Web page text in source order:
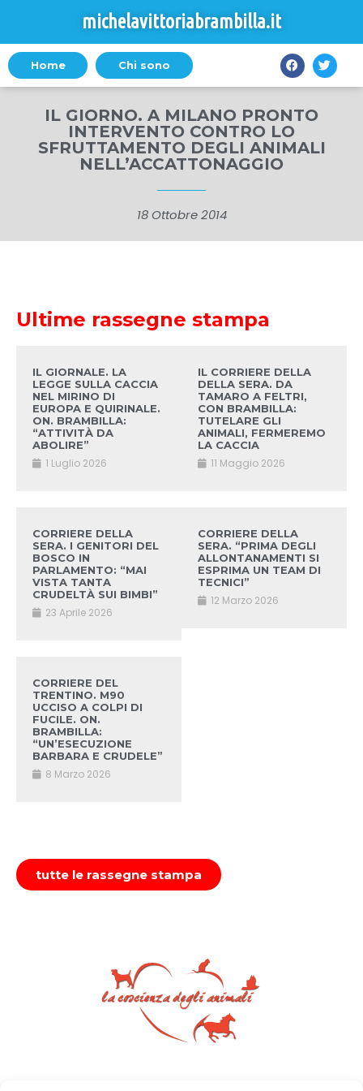
michelavittoriabrambilla.it
Home Chi sono
IL GIORNO. A MILANO PRONTO
INTERVENTO CONTRO LO
SFRUTTAMENTO DEGLI ANIMALI
NELL’ACCATTONAGGIO
18 Ottobre 2014
Ultime rassegne stampa
IL GIORNALE. LA
LEGGE SULLA CACCIA
NEL MIRINO DI
EUROPA E QUIRINALE.
ON. BRAMBILLA:
“ATTIVITÀ DA
ABOLIRE”
1 Luglio 2026
IL CORRIERE DELLA
DELLA SERA. DA
TAMARO A FELTRI,
CON BRAMBILLA:
TUTELARE GLI
ANIMALI, FERMEREMO
LA CACCIA
11 Maggio 2026
CORRIERE DELLA
SERA. I GENITORI DEL
BOSCO IN
PARLAMENTO: “MAI
VISTA TANTA
CRUDELTÀ SUI BIMBI”
23 Aprile 2026
CORRIERE DELLA
SERA. “PRIMA DEGLI
ALLONTANAMENTI SI
ESPRIMA UN TEAM DI
TECNICI”
12 Marzo 2026
CORRIERE DEL
TRENTINO. M90
UCCISO A COLPI DI
FUCILE. ON.
BRAMBILLA:
“UN’ESECUZIONE
BARBARA E CRUDELE”
8 Marzo 2026
tutte le rassegne stampa